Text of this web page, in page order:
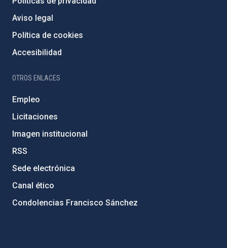
Aviso legal
Política de cookies
Accesibilidad
OTROS ENLACES
Empleo
Licitaciones
Imagen institucional
RSS
Sede electrónica
Canal ético
Condolencias Francisco Sánchez